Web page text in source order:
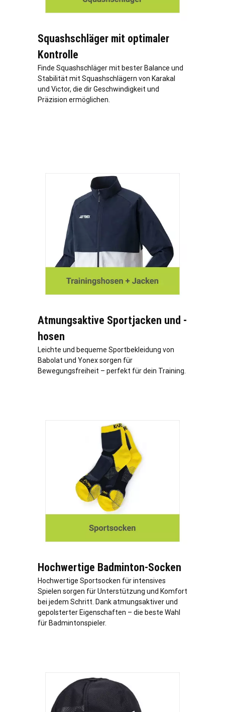
Squashschläger mit optimaler
Kontrolle
Finde Squashschläger mit bester Balance und
Stabilität mit Squashschlägern von Karakal
und Victor, die dir Geschwindigkeit und
Präzision ermöglichen.
Atmungsaktive Sportjacken und -
hosen
Leichte und bequeme Sportbekleidung von
Babolat und Yonex sorgen für
Bewegungsfreiheit – perfekt für dein Training.
Hochwertige Badminton-Socken
Hochwertige Sportsocken für intensives
Spielen sorgen für Unterstützung und Komfort
bei jedem Schritt. Dank atmungsaktiver und
gepolsterter Eigenschaften – die beste Wahl
für Badmintonspieler.